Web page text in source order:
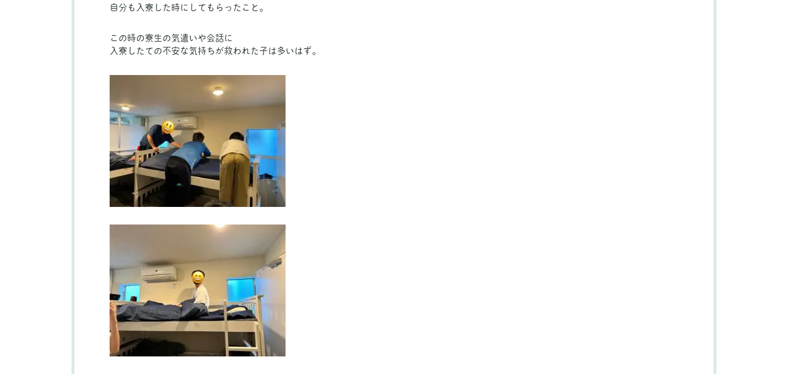
自分も入寮した時にしてもらったこと。
この時の寮生の気遣いや会話に
入寮したての不安な気持ちが救われた子は多いはず。